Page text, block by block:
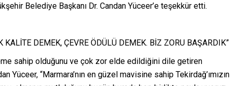
Belediye Başkanı Dr. Candan Yüceer’e teşekkür etti.
KALİTE DEMEK, ÇEVRE ÖDÜLÜ DEMEK. BİZ ZORU BAŞARDIK”
sahip olduğunu ve çok zor elde edildiğini dile getiren
Yüceer, “Marmara’nın en güzel mavisine sahip Tekirdağ’ımızın